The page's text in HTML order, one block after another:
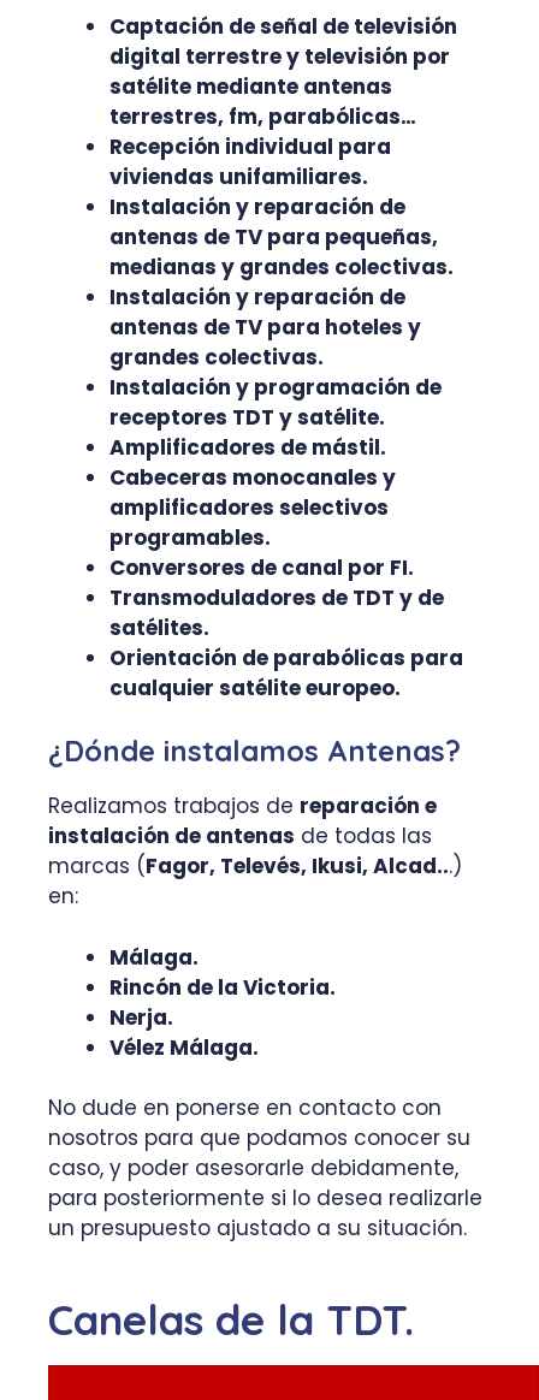
Captación de señal de televisión
digital terrestre y televisión por
satélite mediante antenas
terrestres, fm, parabólicas…
Recepción individual para
viviendas unifamiliares.
Instalación y reparación de
antenas de TV para pequeñas,
medianas y grandes colectivas.
Instalación y reparación de
antenas de TV para hoteles y
grandes colectivas.
Instalación y programación de
receptores TDT y satélite.
Amplificadores de mástil.
Cabeceras monocanales y
amplificadores selectivos
programables.
Conversores de canal por FI.
Transmoduladores de TDT y de
satélites.
Orientación de parabólicas para
cualquier satélite europeo.
¿Dónde instalamos Antenas?
Realizamos trabajos de reparación e
instalación de antenas de todas las
marcas (Fagor, Televés, Ikusi, Alcad...)
en:
Málaga.
Rincón de la Victoria.
Nerja.
Vélez Málaga.
No dude en ponerse en contacto con
nosotros para que podamos conocer su
caso, y poder asesorarle debidamente,
para posteriormente si lo desea realizarle
un presupuesto ajustado a su situación.
Canelas de la TDT.